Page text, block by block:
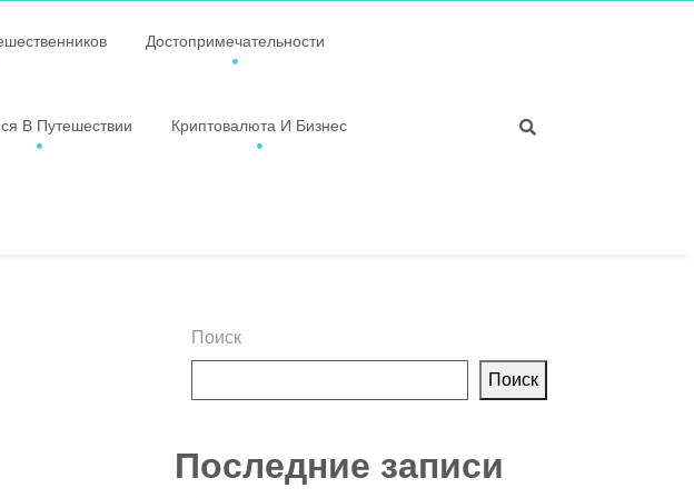
Достопримечательности
В Путешествии Криптовалюта И Бизнес
Поиск
Поиск
Последние записи